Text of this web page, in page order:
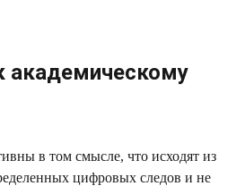
академическому
в том смысле, что исходят из
цифровых следов и не